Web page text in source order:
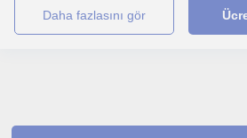
daha fazlasını gör